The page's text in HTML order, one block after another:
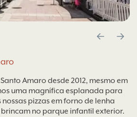
Amaro desde 2012, mesmo em
uma magnífica esplanada para
pizzas em forno de lenha
no parque infantil exterior.